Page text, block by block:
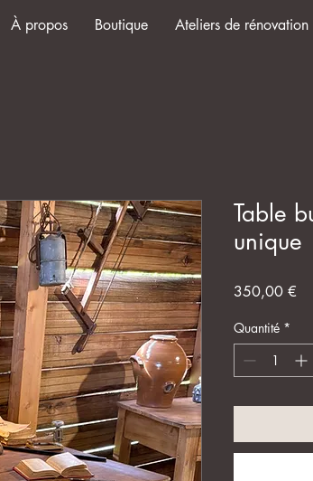
À propos Boutique Ateliers de rénovation
Table
unique
350,00 €
Quantité *